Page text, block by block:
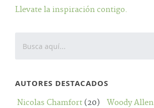
Llevate la inspiración contigo.
AUTORES DESTACADOS
Nicolas Chamfort (20) Woody Allen